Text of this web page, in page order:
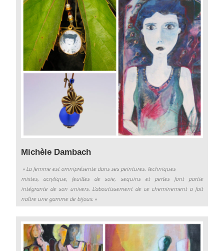
Michèle Dambach
» La femme est omniprésente dans ses peintures. Techniques
mixtes, acrylique, feuilles de soie, sequins et perles font partie
intégrante de son univers. L’aboutissement de ce cheminement a fait
naître une gamme de bijoux. «